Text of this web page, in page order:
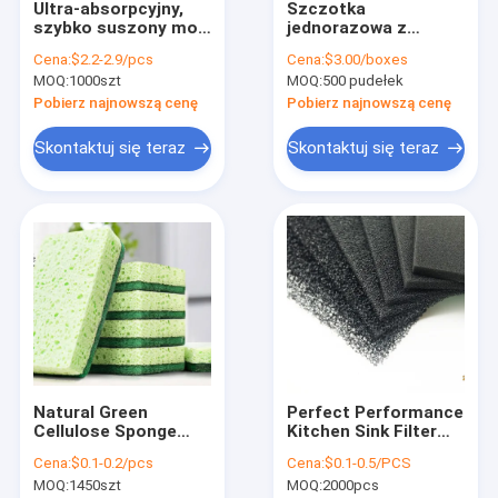
Wycieczka po fabryce
Kontrola jakości
Sprawy
Wkłady do szczotki toaletowej
Szczotka jednorazowa do toalety
Gąbka elastyczna
Oczyszczanie podkładki czyszczącej
Ultra-absorpcyjny,
szybko suszony mop
obracający się o 360
stopni, do głębokiego
czyszczenia
Cena:$2.2-2.9/pcs
MOQ:1000szt
Pobierz najnowszą cenę
Skontaktuj się teraz
Szczotka
jednorazowa z
uchwytem do
higienicznego
czyszczenia
Cena:$3.00/boxes
MOQ:500 pudełek
Pobierz najnowszą cenę
Skontaktuj się teraz
Natural Green
Cellulose Sponge
Kitchen Cleaning
Cena:$0.1-0.2/pcs
MOQ:1450szt
Perfect Performance
Kitchen Sink Filter
Absorption
Cena:$0.1-0.5/PCS
MOQ:2000pcs